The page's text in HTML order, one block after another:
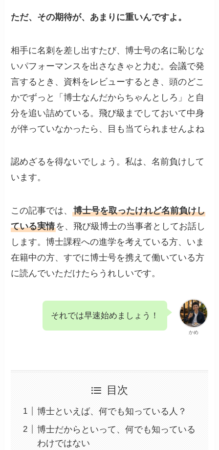
ただ、その期待が、あまりに重いんですよ。
相手に名刺を差し出すたび、博士号の名に恥じな
いパフォーマンスを出さなきゃと力む。会議で発
言するとき、資料をレビューするとき、頭のどこ
かでずっと「博士なんだからちゃんとしろ」と自
分を追い詰めている。飛び級までしておいて中身
が伴っていなかったら、目も当てられませんよね
認めざるを得ないでしょう。私は、名前負けして
います。
この記事では、博士号を取ったけれど名前負けし
ている実情を、飛び級博士の当事者としてお話し
します。博士課程への進学を考えている方、いま
在籍中の方、すでに博士号を携えて働いている方
に読んでいただけたらうれしいです。
かめ
それでは早速始めましょう！
目次
博士といえば、何でも知っている人？
博士だからといって、何でも知っている
わけではない